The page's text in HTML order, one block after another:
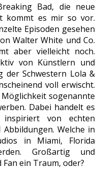
Bad, die neue
kommt es mir so vor.
Episoden gesehen
Walter White und Co.
aber vielleicht noch.
von Künstlern und
der Schwestern Lola &
voll erwischt.
sogenannte
Dabei handelt es
von echten
Welche in
in Miami, Florida
Großartig und
ein Traum, oder?